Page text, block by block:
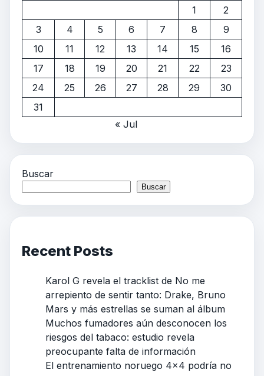
1
2
3
4 5 6 7 8
9
10
11 12 13 14 15
16
17
18 19 20 21 22
23
24
25 26 27 28 29
30
31
« Jul
Buscar
Buscar
Recent Posts
Karol G revela el tracklist de No me
arrepiento de sentir tanto: Drake, Bruno
Mars y más estrellas se suman al álbum
Muchos fumadores aún desconocen los
riesgos del tabaco: estudio revela
preocupante falta de información
El entrenamiento noruego 4×4 podría no